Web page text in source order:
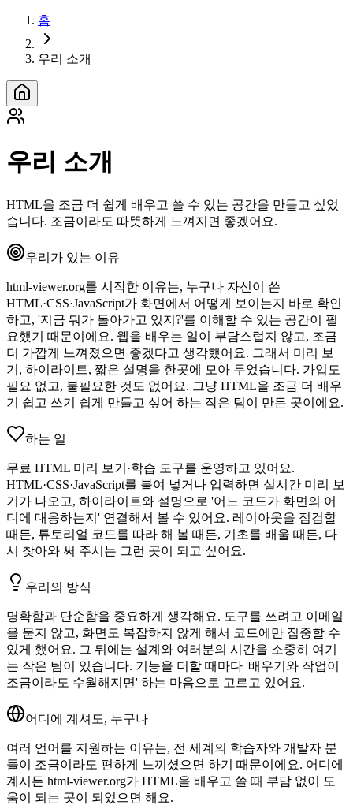
홈
우리 소개
우리 소개
HTML을 조금 더 쉽게 배우고 쓸 수 있는 공간을 만들고 싶었
습니다. 조금이라도 따뜻하게 느껴지면 좋겠어요.
우리가 있는 이유
html-viewer.org를 시작한 이유는, 누구나 자신이 쓴
HTML·CSS·JavaScript가 화면에서 어떻게 보이는지 바로 확인
하고, '지금 뭐가 돌아가고 있지?'를 이해할 수 있는 공간이 필
요했기 때문이에요. 웹을 배우는 일이 부담스럽지 않고, 조금
더 가깝게 느껴졌으면 좋겠다고 생각했어요. 그래서 미리 보
기, 하이라이트, 짧은 설명을 한곳에 모아 두었습니다. 가입도
필요 없고, 불필요한 것도 없어요. 그냥 HTML을 조금 더 배우
기 쉽고 쓰기 쉽게 만들고 싶어 하는 작은 팀이 만든 곳이에요.
하는 일
무료 HTML 미리 보기·학습 도구를 운영하고 있어요.
HTML·CSS·JavaScript를 붙여 넣거나 입력하면 실시간 미리 보
기가 나오고, 하이라이트와 설명으로 '어느 코드가 화면의 어
디에 대응하는지' 연결해서 볼 수 있어요. 레이아웃을 점검할
때든, 튜토리얼 코드를 따라 해 볼 때든, 기초를 배울 때든, 다
시 찾아와 써 주시는 그런 곳이 되고 싶어요.
우리의 방식
명확함과 단순함을 중요하게 생각해요. 도구를 쓰려고 이메일
을 묻지 않고, 화면도 복잡하지 않게 해서 코드에만 집중할 수
있게 했어요. 그 뒤에는 설계와 여러분의 시간을 소중히 여기
는 작은 팀이 있습니다. 기능을 더할 때마다 '배우기와 작업이
조금이라도 수월해지면' 하는 마음으로 고르고 있어요.
어디에 계셔도, 누구나
여러 언어를 지원하는 이유는, 전 세계의 학습자와 개발자 분
들이 조금이라도 편하게 느끼셨으면 하기 때문이에요. 어디에
계시든 html-viewer.org가 HTML을 배우고 쓸 때 부담 없이 도
움이 되는 곳이 되었으면 해요.